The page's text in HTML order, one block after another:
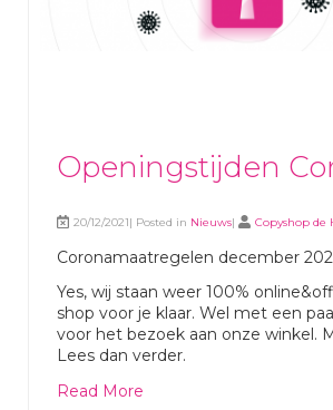
Openingstijden
20/12/2021| Posted in Nieuws| Copyshop de
Coronamaatregelen december
Yes, wij staan weer 100%
shop voor je klaar. Wel met een
voor het bezoek aan onze winkel.
Lees dan verder.
Read More